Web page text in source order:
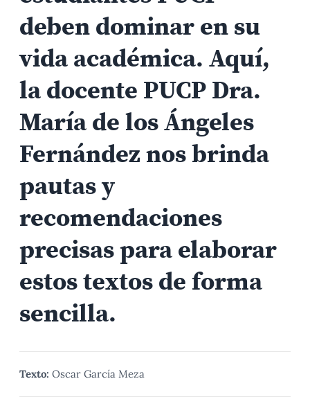
deben dominar en su
vida académica. Aquí,
la docente PUCP Dra.
María de los Ángeles
Fernández nos brinda
pautas y
recomendaciones
precisas para elaborar
estos textos de forma
sencilla.
Texto: Oscar García Meza